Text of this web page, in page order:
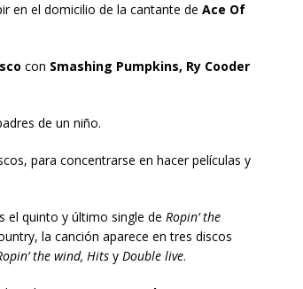
en el domicilio de la cantante de Ace Of
con Smashing Pumpkins, Ry Cooder
de un niño.
para concentrarse en hacer películas y
el quinto y último single de Ropin’ the
la canción aparece en tres discos
the wind, HitsyDouble live.